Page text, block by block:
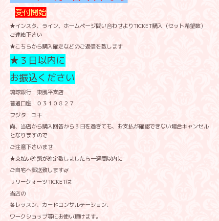
受付開始
★インスタ、ライン、ホームページ問い合わせよりTICKET購入（セット希望数）
ご連絡下さい
★こちらから購入確定などのご返信を致します
★３日以内に
お振込ください
琉球銀行 東風平支店
普通口座 ０３１０８２７
フジタ ユキ
尚、当店から購入回答から３日を過ぎても、お支払が確認できない場合キャンセル
となりますので
ご注意下さいませ
★支払い確認が確定致しましたら一週間以内に
ご自宅へ郵送致します🌿
リリークォーツTICKETは
当店の
各レッスン、カードコンサルテーション、
ワークショップ等にお使い頂けます。